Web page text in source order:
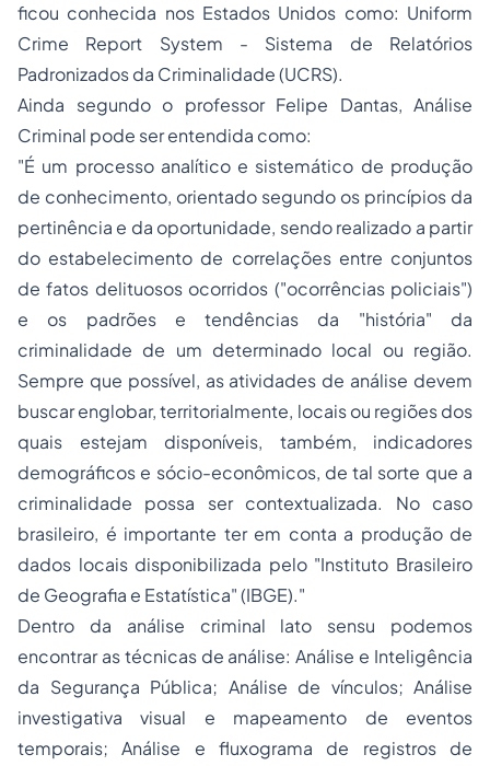
ficou conhecida nos Estados Unidos como: Uniform
Crime Report System - Sistema de Relatórios
Padronizados da Criminalidade (UCRS).
Ainda segundo o professor Felipe Dantas, Análise
Criminal pode ser entendida como:
"É um processo analítico e sistemático de produção
de conhecimento, orientado segundo os princípios da
pertinência e da oportunidade, sendo realizado a partir
do estabelecimento de correlações entre conjuntos
de fatos delituosos ocorridos ("ocorrências policiais")
e os padrões e tendências da "história" da
criminalidade de um determinado local ou região.
Sempre que possível, as atividades de análise devem
buscar englobar, territorialmente, locais ou regiões dos
quais estejam disponíveis, também, indicadores
demográficos e sócio-econômicos, de tal sorte que a
criminalidade possa ser contextualizada. No caso
brasileiro, é importante ter em conta a produção de
dados locais disponibilizada pelo "Instituto Brasileiro
de Geografia e Estatística" (IBGE)."
Dentro da análise criminal lato sensu podemos
encontrar as técnicas de análise: Análise e Inteligência
da Segurança Pública; Análise de vínculos; Análise
investigativa visual e mapeamento de eventos
temporais; Análise e fluxograma de registros de